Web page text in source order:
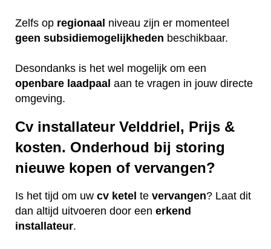
Zelfs op regionaal niveau zijn er momenteel
geen subsidiemogelijkheden beschikbaar.
Desondanks is het wel mogelijk om een
openbare laadpaal aan te vragen in jouw directe
omgeving.
Cv installateur Velddriel, Prijs &
kosten. Onderhoud bij storing
nieuwe kopen of vervangen?
Is het tijd om uw cv ketel te vervangen? Laat dit
dan altijd uitvoeren door een erkend
installateur.